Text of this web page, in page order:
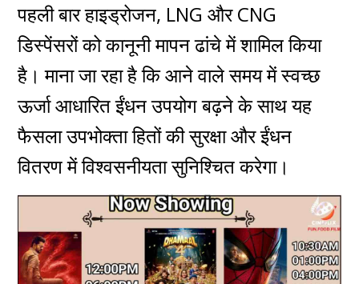
पहली बार हाइड्रोजन, LNG और CNG
डिस्पेंसरों को कानूनी मापन ढांचे में शामिल किया
है। माना जा रहा है कि आने वाले समय में स्वच्छ
ऊर्जा आधारित ईंधन उपयोग बढ़ने के साथ यह
फैसला उपभोक्ता हितों की सुरक्षा और ईंधन
वितरण में विश्वसनीयता सुनिश्चित करेगा।